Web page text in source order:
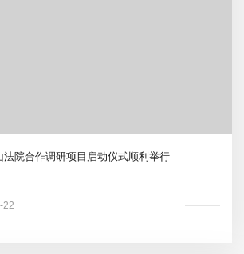
法院合作调研项目启动仪式顺利举行
22